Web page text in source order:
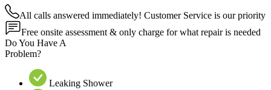
All calls answered immediately! Customer Service is our priority
Free onsite assessment & only charge for what repair is needed
Do You Have A
Problem?
Leaking Shower